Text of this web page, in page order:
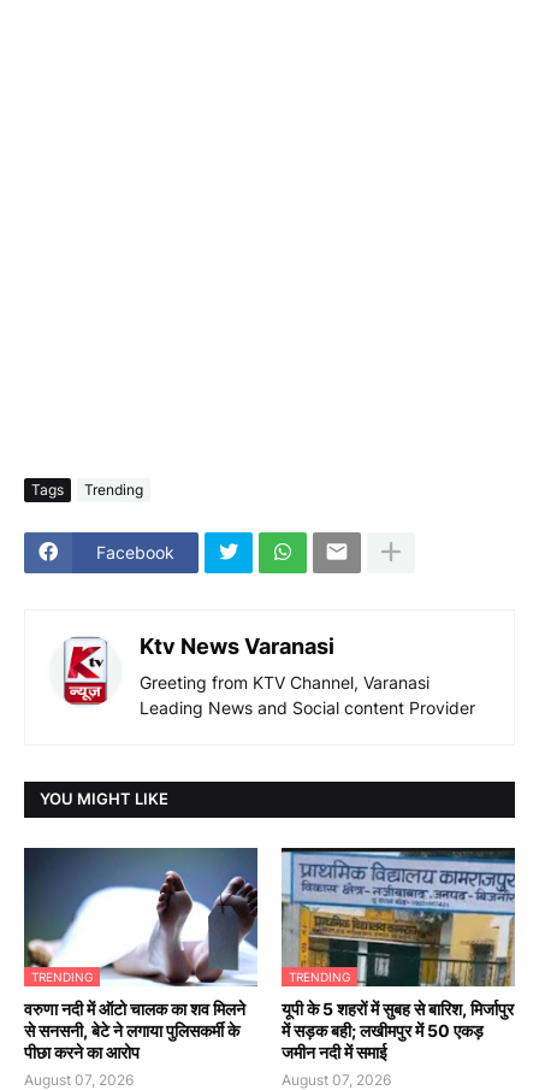
Tags Trending
Facebook
Ktv News Varanasi
Greeting from KTV Channel, Varanasi
Leading News and Social content Provider
YOU MIGHT LIKE
TRENDING
वरुणा नदी में ऑटो चालक का शव मिलने
से सनसनी, बेटे ने लगाया पुलिसकर्मी के
पीछा करने का आरोप
August 07, 2026
TRENDING
यूपी के 5 शहरों में सुबह से बारिश, मिर्जापुर
में सड़क बही; लखीमपुर में 50 एकड़
जमीन नदी में समाई
August 07, 2026